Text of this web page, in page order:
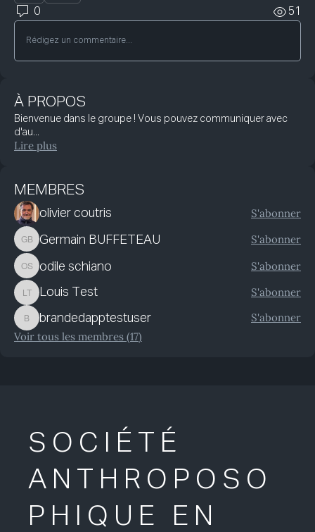
0 51
Rédigez un commentaire...
À PROPOS
Bienvenue dans le groupe ! Vous pouvez communiquer avec
d'au...
Lire plus
MEMBRES
olivier coutris S'abonner
Germain BUFFETEAU
Germain BUFFETEAU S'abonner
odile schiano
odile schiano S'abonner
Louis TestLouis Test S'abonner
brandedapptestuser
brandedapptestuser
S'abonner
Voir tous les membres (17)
SOCIÉTÉ
ANTHROPOSO
PHIQUE EN